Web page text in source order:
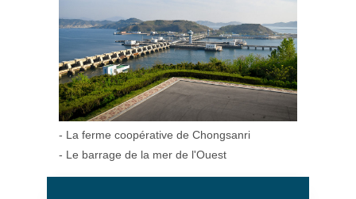
- La ferme coopérative de Chongsanri
- Le barrage de la mer de l'Ouest